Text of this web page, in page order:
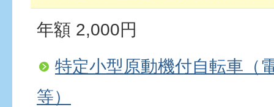
年額 2,000円
特定小型原動機付自転車（
等）